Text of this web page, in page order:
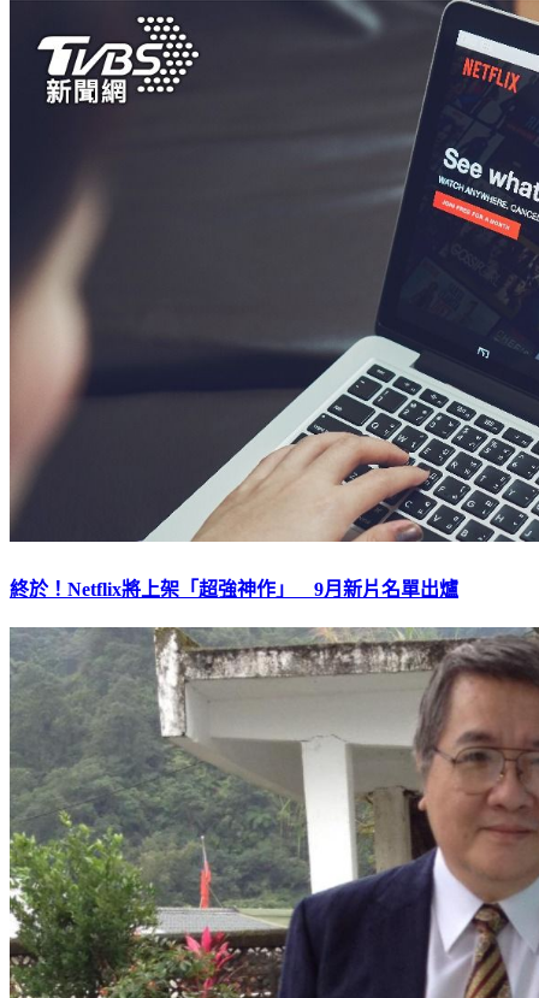
終於！Netflix將上架「超強神作」 9月新片名單出爐